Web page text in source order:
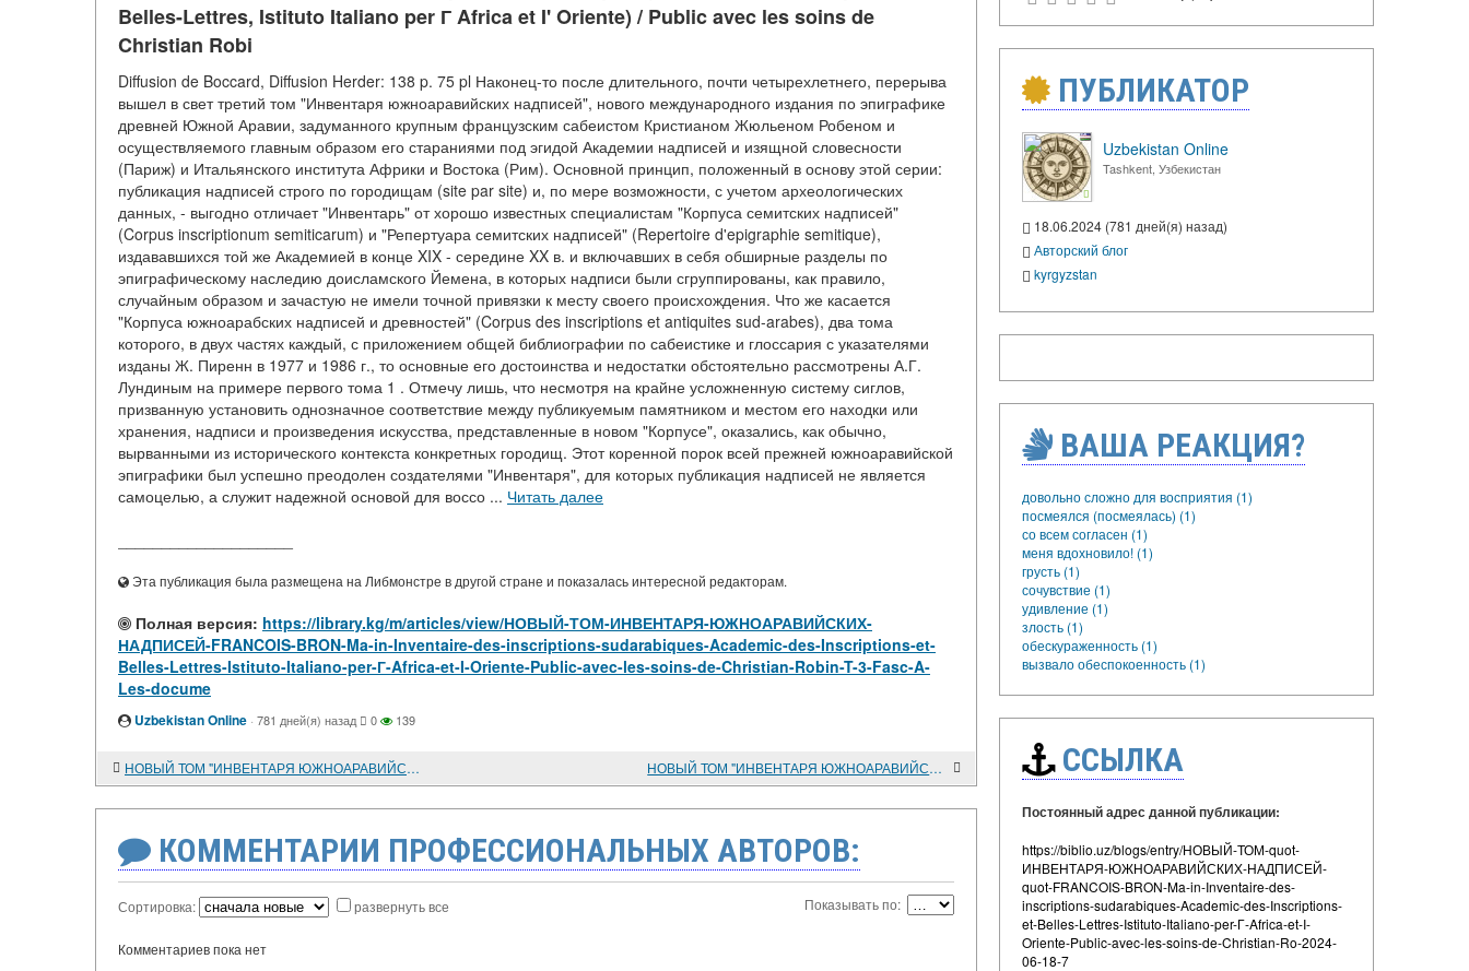
Belles-Lettres, Istituto Italiano per Г Africa et I' Oriente) / Public avec les soins de
Christian Robi
Diffusion de Boccard, Diffusion Herder: 138 p. 75 pl Наконец-то после длительного, почти четырехлетнего, перерыва
вышел в свет третий том "Инвентаря южноаравийских надписей", нового международного издания по эпиграфике
древней Южной Аравии, задуманного крупным французским сабеистом Кристианом Жюльеном Робеном и
осуществляемого главным образом его стараниями под эгидой Академии надписей и изящной словесности
(Париж) и Итальянского института Африки и Востока (Рим). Основной принцип, положенный в основу этой серии:
публикация надписей строго по городищам (site par site) и, по мере возможности, с учетом археологических
данных, - выгодно отличает "Инвентарь" от хорошо известных специалистам "Корпуса семитских надписей"
(Corpus inscriptionum semiticarum) и "Репертуара семитских надписей" (Repertoire d'epigraphie semitique),
издававшихся той же Академией в конце XIX - середине XX в. и включавших в себя обширные разделы по
эпиграфическому наследию доисламского Йемена, в которых надписи были сгруппированы, как правило,
случайным образом и зачастую не имели точной привязки к месту своего происхождения. Что же касается
"Корпуса южноарабских надписей и древностей" (Corpus des inscriptions et antiquites sud-arabes), два тома
которого, в двух частях каждый, с приложением общей библиографии по сабеистике и глоссария с указателями
изданы Ж. Пиренн в 1977 и 1986 г., то основные его достоинства и недостатки обстоятельно рассмотрены А.Г.
Лундиным на примере первого тома 1 . Отмечу лишь, что несмотря на крайне усложненную систему сиглов,
призванную установить однозначное соответствие между публикуемым памятником и местом его находки или
хранения, надписи и произведения искусства, представленные в новом "Корпусе", оказались, как обычно,
вырванными из исторического контекста конкретных городищ. Этот коренной порок всей прежней южноаравийской
эпиграфики был успешно преодолен создателями "Инвентаря", для которых публикация надписей не является
самоцелью, а служит надежной основой для воссо ... Читать далее
Эта публикация была размещена на Либмонстре в другой стране и показалась интересной редакторам.
Полная версия: https://library.kg/m/articles/view/НОВЫЙ-ТОМ-ИНВЕНТАРЯ-ЮЖНОАРАВИЙСКИХ-
НАДПИСЕЙ-FRANCOIS-BRON-Ma-in-Inventaire-des-inscriptions-sudarabiques-Academic-des-Inscriptions-et-
Belles-Lettres-Istituto-Italiano-per-Г-Africa-et-I-Oriente-Public-avec-les-soins-de-Christian-Robin-T-3-Fasc-A-
Les-docume
Uzbekistan Online · 781 дней(я) назад 0 139
НОВЫЙ ТОМ "ИНВЕНТАРЯ ЮЖНОАРАВИЙСКИХ НАДПИСЕЙ" (FRANCOIS BRON. Ma'in // Inventaire des inscriptions sudarabiques (Academic des Inscriptions et Belles-Lettres, Istituto Italiano per Г Africa et I' Oriente) / Public avec les soins de Christian Robi НОВЫЙ ТОМ "ИНВЕНТАРЯ ЮЖНОАРАВИЙСКИХ НАДПИСЕЙ" (FRANCOIS BRON. Ma'in // Inventaire des inscriptions sudarabiques (Academic des Inscriptions et Belles-Lettres, Istituto Italiano per Г Africa et I' Oriente) / Public avec les soins de Christian Robi
КОММЕНТАРИИ ПРОФЕССИОНАЛЬНЫХ АВТОРОВ:
Сортировка: развернуть все Показывать по:
Комментариев пока нет
ПУБЛИКАТОР
Uzbekistan Online
Tashkent, Узбекистан
18.06.2024 (781 дней(я) назад)
Авторский блог
kyrgyzstan
ВАША РЕАКЦИЯ?
довольно сложно для восприятия (1)
посмеялся (посмеялась) (1)
со всем согласен (1)
меня вдохновило! (1)
грусть (1)
сочувствие (1)
удивление (1)
злость (1)
обескураженность (1)
вызвало обеспокоенность (1)
ССЫЛКА
Постоянный адрес данной публикации:
https://biblio.uz/blogs/entry/НОВЫЙ-ТОМ-quot-
ИНВЕНТАРЯ-ЮЖНОАРАВИЙСКИХ-НАДПИСЕЙ-
quot-FRANCOIS-BRON-Ma-in-Inventaire-des-
inscriptions-sudarabiques-Academic-des-Inscriptions-
et-Belles-Lettres-Istituto-Italiano-per-Г-Africa-et-I-
Oriente-Public-avec-les-soins-de-Christian-Ro-2024-
06-18-7